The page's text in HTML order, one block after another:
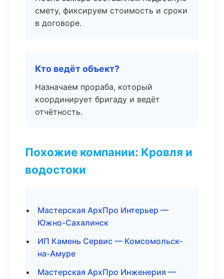
смету, фиксируем стоимость и сроки
в договоре.
Кто ведёт объект?
Назначаем прораба, который
координирует бригаду и ведёт
отчётность.
Похожие компании: Кровля и
водостоки
Мастерская АрхПро Интерьер —
Южно-Сахалинск
ИП Камень Сервис — Комсомольск-
на-Амуре
Мастерская АрхПро Инженерия —